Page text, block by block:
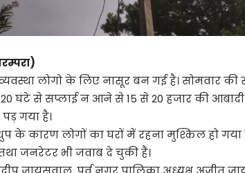
लोगो के लिए नासूर बन गई है। सोमवार की
घंटे से सप्लाई न आने से 15 से 20 हजार की आबादी
गया है।
के कारण लोगों का घरों में रहना मुश्किल हो गया है।
तथा जनरेटर भी जवाब दे चुकी हैं।